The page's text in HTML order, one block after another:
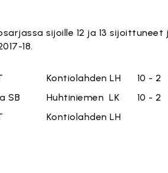
sijoille 12 ja 13
18.
Kontiolahden LH
10 - 2
SB Huhtiniemen LK
10 - 2
Kontiolahden LH